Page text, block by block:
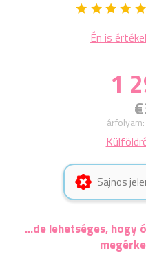
Én is
1
árfolyam:
Sajnos
...de lehetséges, hogy